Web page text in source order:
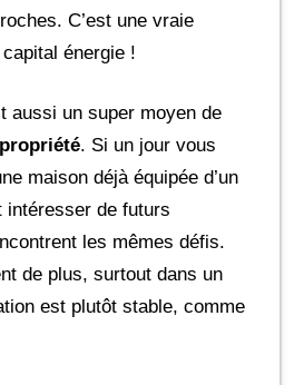
C’est une vraie
énergie !
aussi un super moyen de
. Si un jour vous
maison déjà équipée d’un
intéresser de futurs
les mêmes défis.
de plus, surtout dans un
est plutôt stable, comme